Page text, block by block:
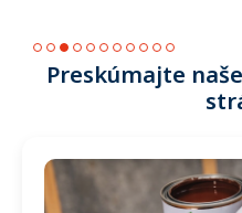
1234567891011
Preskúmajte